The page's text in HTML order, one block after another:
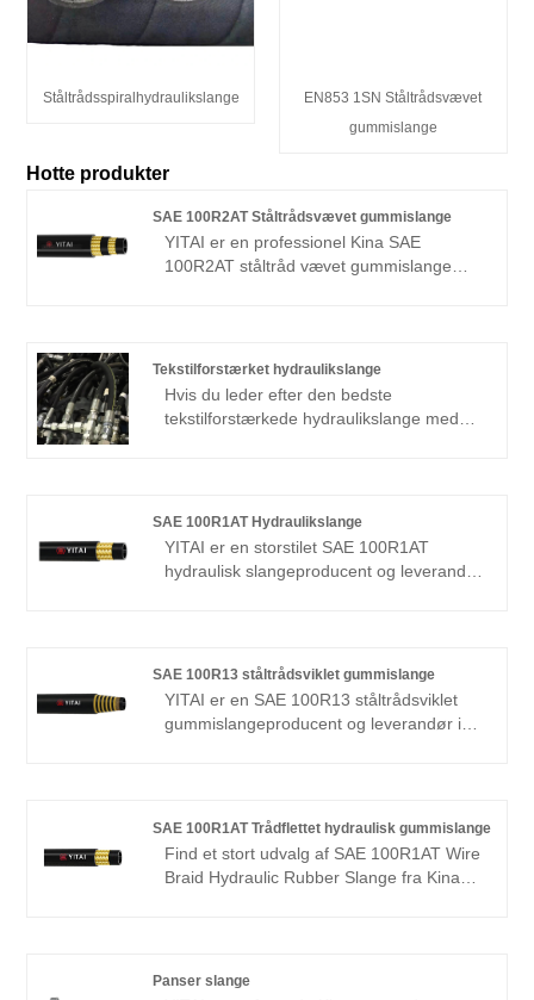
Ståltrådsspiralhydraulikslange
EN853 1SN Ståltrådsvævet
gummislange
Hotte produkter
SAE 100R2AT Ståltrådsvævet gummislange
YITAI er en professionel Kina SAE
100R2AT ståltråd vævet gummislange
os nu! Vi har været specialiseret i slanger i
mange år. Vores produkter har en god
prisfordel og dækker de fleste af de
globale markeder. Vi ser frem til at blive
Tekstilforstærket hydraulikslange
Hvis du leder efter den bedste
tekstilforstærkede hydraulikslange med
har været specialiseret i slangeindustrien i
mange år. Vores produkter har en god
prisfordel og dækker de fleste af de
europæiske og amerikanske markeder. Vi
SAE 100R1AT Hydraulikslange
YITAI er en storstilet SAE 100R1AT
hydraulisk slangeproducent og leverandør
de fleste af de europæiske og
amerikanske markeder. Vi ser frem til at
blive din langsigtede partner i Kina.
SAE 100R13 ståltrådsviklet gummislange
YITAI er en SAE 100R13 ståltrådsviklet
gummislangeproducent og leverandør i
de fleste af de europæiske og
amerikanske markeder. Vi ser frem til at
blive din langsigtede partner i Kina.
SAE 100R1AT Trådflettet hydraulisk gummislange
Find et stort udvalg af SAE 100R1AT Wire
Braid Hydraulic Rubber Slange fra Kina
de fleste af de europæiske og
amerikanske markeder. Vi ser frem til at
Panser slange